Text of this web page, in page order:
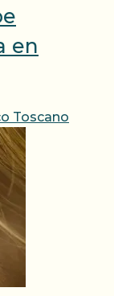
en
Toscano